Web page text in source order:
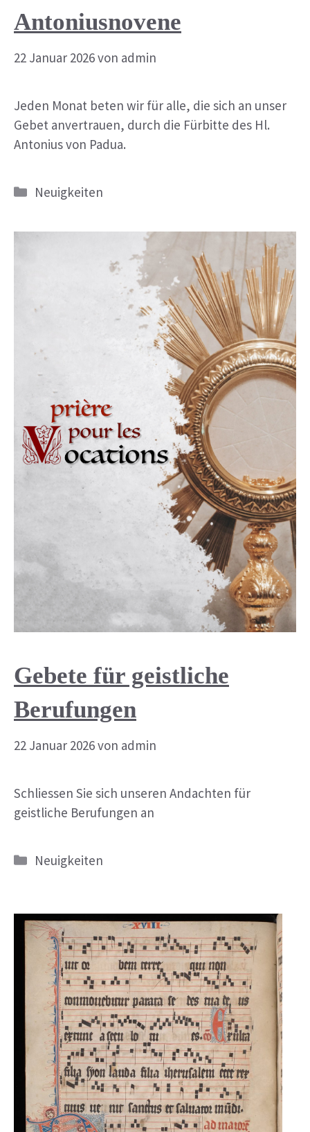
Antoniusnovene
22 Januar 2026von admin
Jeden Monat beten wir für alle, die sich an unser
Gebet anvertrauen, durch die Fürbitte des Hl.
Antonius von Padua.
Kategorien
Neuigkeiten
Gebete für geistliche
Berufungen
22 Januar 2026von admin
Schliessen Sie sich unseren Andachten für
geistliche Berufungen an
Kategorien
Neuigkeiten